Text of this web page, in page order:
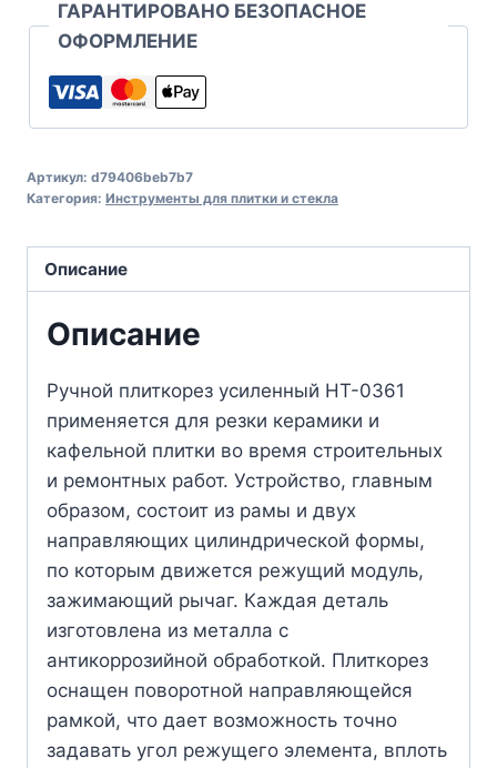
ГАРАНТИРОВАНО БЕЗОПАСНОЕ
ОФОРМЛЕНИЕ
Артикул: d79406beb7b7
Категория: Инструменты для плитки и стекла
Описание
Описание
Ручной плиткорез усиленный HT-0361
применяется для резки керамики и
кафельной плитки во время строительных
и ремонтных работ. Устройство, главным
образом, состоит из рамы и двух
направляющих цилиндрической формы,
по которым движется режущий модуль,
зажимающий рычаг. Каждая деталь
изготовлена из металла с
антикоррозийной обработкой. Плиткорез
оснащен поворотной направляющейся
рамкой, что дает возможность точно
задавать угол режущего элемента, вплоть